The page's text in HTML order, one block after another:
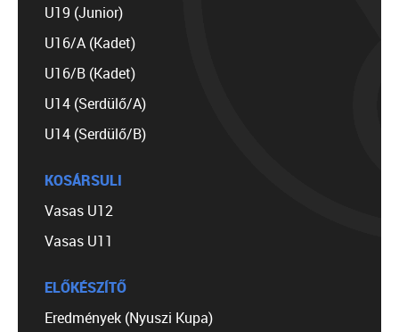
U19 (Junior)
U16/A (Kadet)
U16/B (Kadet)
U14 (Serdülő/A)
U14 (Serdülő/B)
KOSÁRSULI
Vasas U12
Vasas U11
ELŐKÉSZÍTŐ
Eredmények (Nyuszi Kupa)